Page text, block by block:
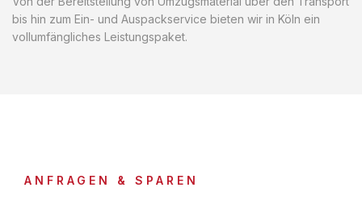
bis hin zum Ein- und Auspackservice bieten wir in Köln ein
vollumfängliches Leistungspaket.
ANFRAGEN & SPAREN